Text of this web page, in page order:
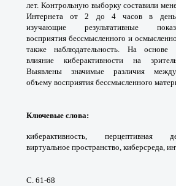
лет. Контрольную выборку составили
Интернета от 2 до 4 часов в
изучающиерезультативные
восприятиябессмысленного и
также наблюдательность. Наоснове
влияние киберактивности на
Выявлены значимые различия
объему восприятия бессмысленного
Ключевые слова:
киберактивность, перцептивная
виртуальное пространство, киберсреда,
С. 61-68